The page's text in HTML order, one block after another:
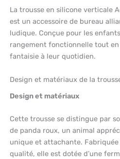
La trousse en silicone verticale
est un accessoire de bureau
ludique. Conçue pour les
rangement fonctionnelle tout
fantaisie à leur quotidien.
Design et matériaux de la
Design et matériaux
Cette trousse se distingue par
de panda roux, un animal
unique et attachante.
qualité, elle est dotée d’une